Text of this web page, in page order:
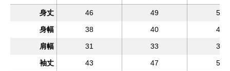
身丈 46 49 52
身幅 38 40 42
肩幅 31 33 35
袖丈 43 47 51